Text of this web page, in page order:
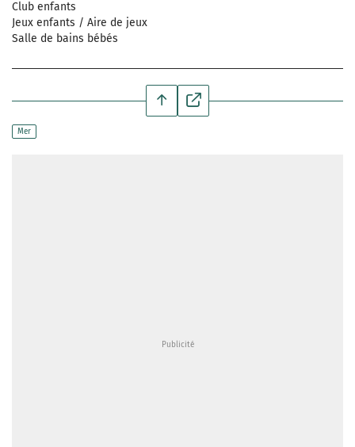
Club enfants
Jeux enfants / Aire de jeux
Salle de bains bébés
Mer